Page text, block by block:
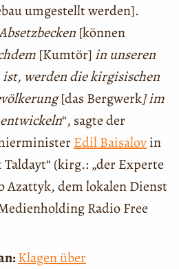
umgestellt werden].
[können
[Kumtör] in unseren
ist, werden die kirgisischen
[das Bergwerk] im
“, sagte der
Edil Baisalovin
(kirg.: „der Experte
Azattyk, dem lokalen Dienst
Radio Free
Klagen über